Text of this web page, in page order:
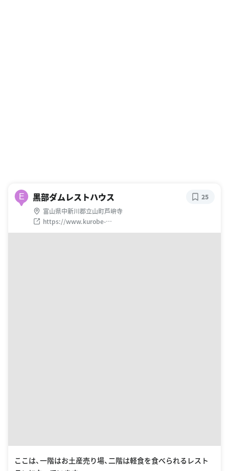
E 黒部ダムレストハウス
富山県中新川郡立山町芦峅寺
https://www.kurobe-
dam.com/kankou/mirutanoshimu09.html
25
ここは、一階はお土産売り場、二階は軽食を食べられるレスト